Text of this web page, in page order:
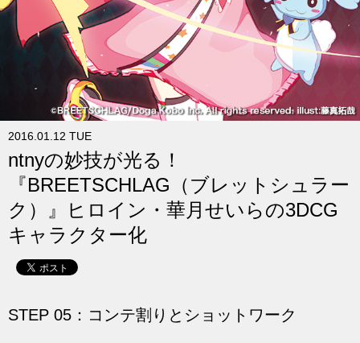
2016.01.12 TUE
ntnyの妙技が光る！
『BREETSCHLAG（ブレットシュラー
ク）』ヒロイン・華月せいらの3DCG
キャラクター化
STEP 05：コンテ割りとショットワーク